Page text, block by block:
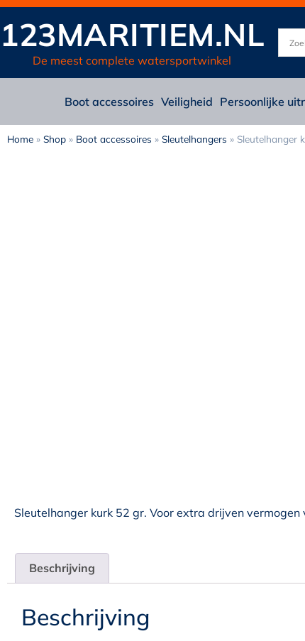
123MARITIEM.NL
De meest complete watersportwinkel
Boot accessoires Veiligheid Persoonlijke
Home » Shop » Boot accessoires » Sleutelhangers » Sleutelhanger
Sleutelhanger kurk 52 gr. Voor extra drijven vermogen
Beschrijving
Beschrijving